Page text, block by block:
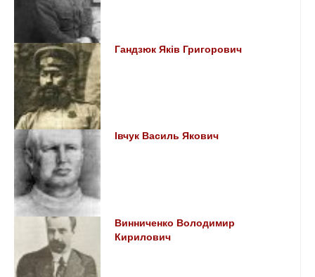
Гандзюк Яків Григорович
Івчук Василь Якович
Винниченко Володимир
Кирилович